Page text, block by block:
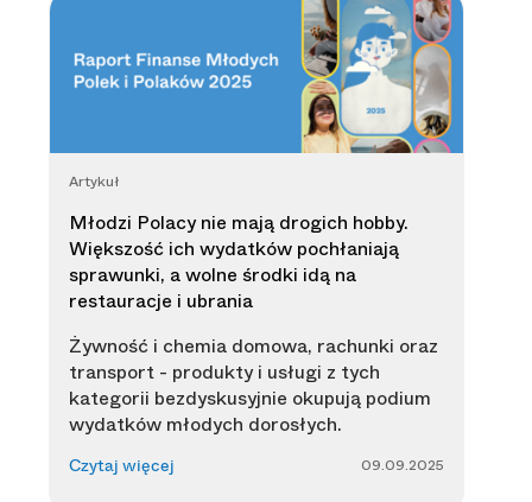
Artykuł
Młodzi Polacy nie mają drogich hobby.
Większość ich wydatków pochłaniają
sprawunki, a wolne środki idą na
restauracje i ubrania
Żywność i chemia domowa, rachunki oraz
transport - produkty i usługi z tych
kategorii bezdyskusyjnie okupują podium
wydatków młodych dorosłych.
Czytaj więcej 09.09.2025